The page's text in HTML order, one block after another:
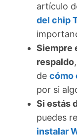
artículo
del chip
Siempre
respaldo
de cómo
por si
Si estás
puedes
instalar